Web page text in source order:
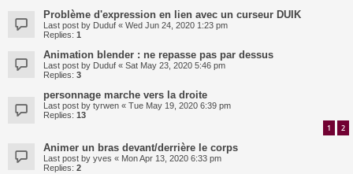
Problème d'expression en lien avec un curseur DUIK
Last post by Duduf « Wed Jun 24, 2020 1:23 pm
Replies: 1
Animation blender : ne repasse pas par dessus
Last post by Duduf « Sat May 23, 2020 5:46 pm
Replies: 3
personnage marche vers la droite
Last post by tyrwen « Tue May 19, 2020 6:39 pm
Replies: 13
1 2
Animer un bras devant/derrière le corps
Last post by yves « Mon Apr 13, 2020 6:33 pm
Replies: 2